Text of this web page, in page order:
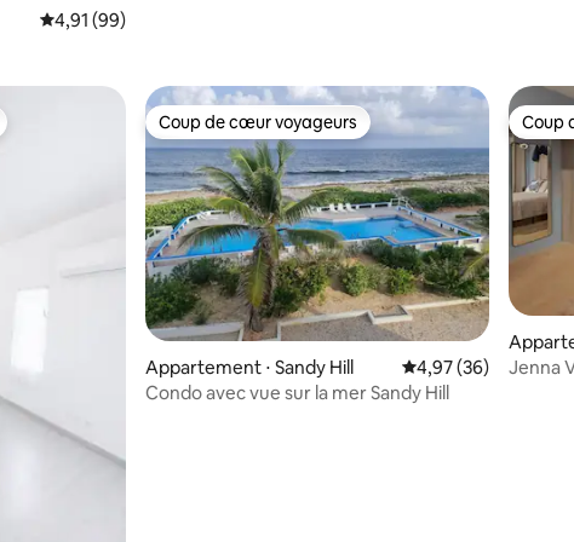
Évaluation moyenne sur la base de 99 commentaires : 4,91 sur 5
4,91 (99)
Coup de cœur voyageurs
Coup de cœur voyageurs
Appartement ⋅ Sandy Hill Évaluation
4,97 (36)
Condo avec vue sur la mer Sandy Hill
Coup
Coup
Jenna Ville